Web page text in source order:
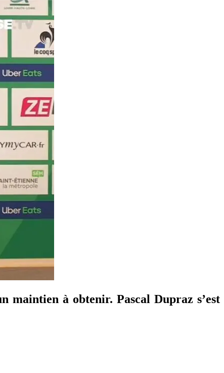
maintien à obtenir. Pascal Dupraz s’est